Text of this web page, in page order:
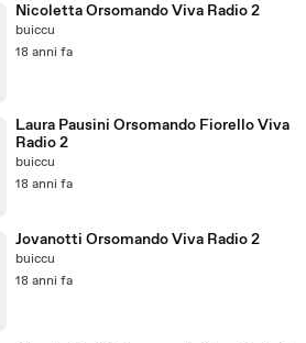
Nicoletta Orsomando Viva Radio 2
buiccu
18 anni fa
Laura Pausini Orsomando Fiorello Viva
Radio 2
buiccu
18 anni fa
Jovanotti Orsomando Viva Radio 2
buiccu
18 anni fa